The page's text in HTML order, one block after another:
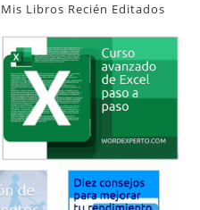
Libros Recién Editados